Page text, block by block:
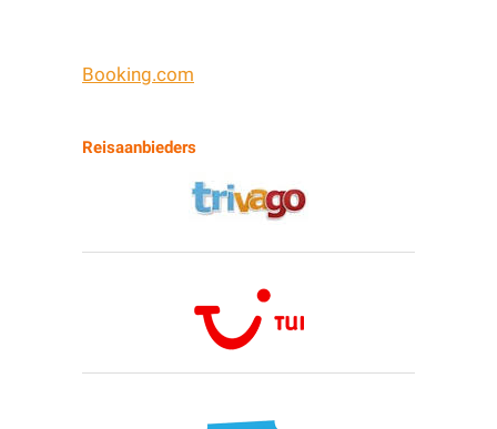
Booking.com
Reisaanbieders